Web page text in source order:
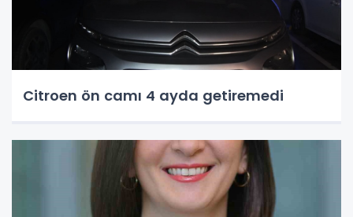
Citroen ön camı 4 ayda getiremedi